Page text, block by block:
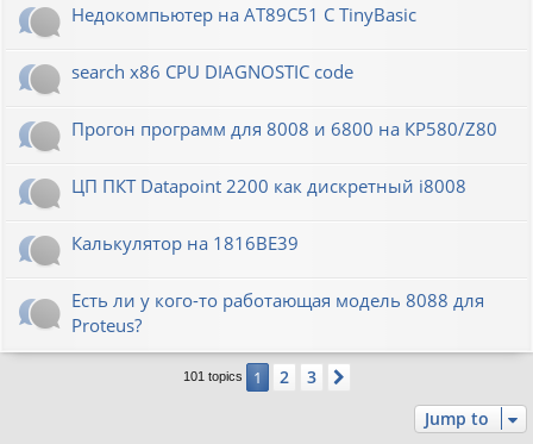
Недокомпьютер на AT89C51 C TinyBasic
search x86 CPU DIAGNOSTIC code
Прогон программ для 8008 и 6800 на КР580/Z80
ЦП ПКТ Datapoint 2200 как дискретный i8008
Калькулятор на 1816ВЕ39
Есть ли у кого-то работающая модель 8088 для
Proteus?
101 topics 1 2 3
Jump to